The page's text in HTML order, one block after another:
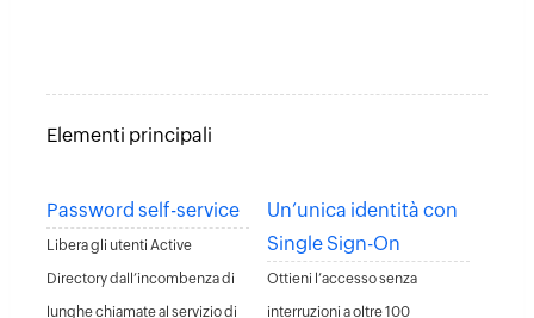
Elementi principali
Password self-service
Libera gli utenti Active
Directory dall’incombenza di
lunghe chiamate al servizio di
Un’unica identità con
Single Sign-On
Ottieni l’accesso senza
interruzioni a oltre 100